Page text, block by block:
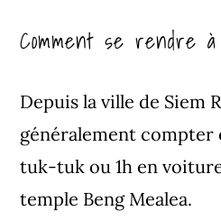
Comment se rendre
Depuis la ville de Siem
généralement compter
tuk-tuk ou 1h en
temple Beng Mealea.